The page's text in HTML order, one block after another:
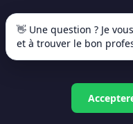
👋 Une question ? Je
et à trouver le bon